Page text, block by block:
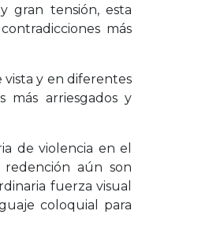
gran tensión, esta
más
vista y en diferentes
más arriesgados y
de violencia en el
aún son
fuerza visual
coloquial para